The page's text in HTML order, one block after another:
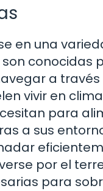
en una
a
vivir en
para
a sus
por el
para